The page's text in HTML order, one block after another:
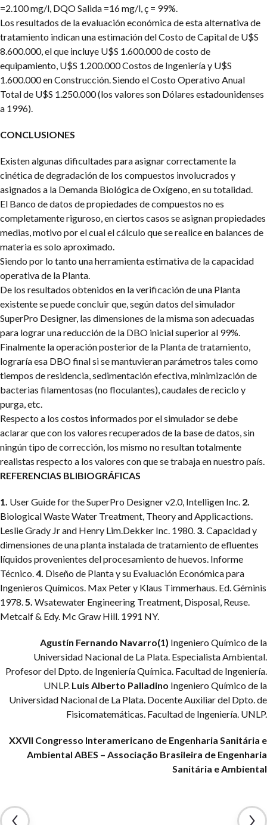
=2.100 mg/l, DQO Salida =16 mg/l, ç = 99%.
Los resultados de la evaluación económica de esta alternativa de
tratamiento indican una estimación del Costo de Capital de U$S
8.600.000, el que incluye U$S 1.600.000 de costo de
equipamiento, U$S 1.200.000 Costos de Ingeniería y U$S
1.600.000 en Construcción. Siendo el Costo Operativo Anual
Total de U$S 1.250.000 (los valores son Dólares estadounidenses
a 1996).
CONCLUSIONES
Existen algunas dificultades para asignar correctamente la
cinética de degradación de los compuestos involucrados y
asignados a la Demanda Biológica de Oxígeno, en su totalidad.
El Banco de datos de propiedades de compuestos no es
completamente riguroso, en ciertos casos se asignan propiedades
medias, motivo por el cual el cálculo que se realice en balances de
materia es solo aproximado.
Siendo por lo tanto una herramienta estimativa de la capacidad
operativa de la Planta.
De los resultados obtenidos en la verificación de una Planta
existente se puede concluir que, según datos del simulador
SuperPro Designer, las dimensiones de la misma son adecuadas
para lograr una reducción de la DBO inicial superior al 99%.
Finalmente la operación posterior de la Planta de tratamiento,
lograría esa DBO final si se mantuvieran parámetros tales como
tiempos de residencia, sedimentación efectiva, minimización de
bacterias filamentosas (no floculantes), caudales de reciclo y
purga, etc.
Respecto a los costos informados por el simulador se debe
aclarar que con los valores recuperados de la base de datos, sin
ningún tipo de corrección, los mismo no resultan totalmente
realistas respecto a los valores con que se trabaja en nuestro país.
REFERENCIAS BLIBIOGRÁFICAS
1. User Guide for the SuperPro Designer v2.0, Intelligen Inc. 2.
Biological Waste Water Treatment, Theory and Applicactions.
Leslie Grady Jr and Henry Lim.Dekker Inc. 1980. 3. Capacidad y
dimensiones de una planta instalada de tratamiento de efluentes
líquidos provenientes del procesamiento de huevos. Informe
Técnico. 4. Diseño de Planta y su Evaluación Económica para
Ingenieros Químicos. Max Peter y Klaus Timmerhaus. Ed. Géminis
1978. 5. Wsatewater Engineering Treatment, Disposal, Reuse.
Metcalf & Edy. Mc Graw Hill. 1991 NY.
Agustín Fernando Navarro(1) Ingeniero Químico de la
Universidad Nacional de La Plata. Especialista Ambiental.
Profesor del Dpto. de Ingeniería Química. Facultad de Ingeniería.
UNLP. Luis Alberto Palladino Ingeniero Químico de la
Universidad Nacional de La Plata. Docente Auxiliar del Dpto. de
Fisicomatemáticas. Facultad de Ingeniería. UNLP.
XXVII Congresso Interamericano de Engenharia Sanitária e
Ambiental ABES – Associação Brasileira de Engenharia
Sanitária e Ambiental